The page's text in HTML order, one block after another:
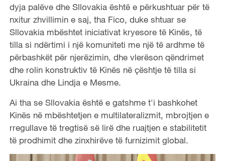
dyja palëve dhe Sllovakia është e përkushtuar për të
nxitur zhvillimin e saj, tha Fico, duke shtuar se
Sllovakia mbështet iniciativat kryesore të Kinës, të
tilla si ndërtimi i një komuniteti me një të ardhme të
përbashkët për njerëzimin, dhe vlerëson qëndrimet
dhe rolin konstruktiv të Kinës në çështje të tilla si
Ukraina dhe Lindja e Mesme.
Ai tha se Sllovakia është e gatshme t'i bashkohet
Kinës në mbështetjen e multilateralizmit, mbrojtjen e
rregullave të tregtisë së lirë dhe ruajtjen e stabilitetit
të prodhimit dhe zinxhirëve të furnizimit global.